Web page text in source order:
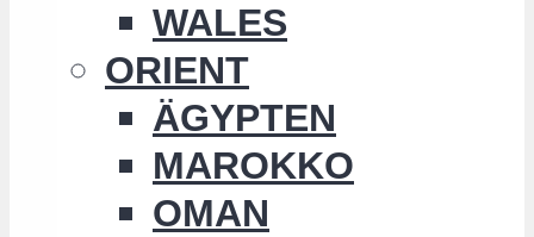
WALES
ORIENT
ÄGYPTEN
MAROKKO
OMAN